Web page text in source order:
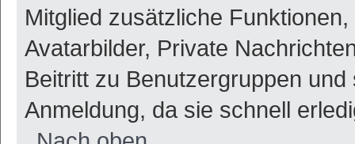
Mitglied zusätzliche
Avatarbilder, Private
Beitritt zu Benutzergruppen
Anmeldung, da sie schnell